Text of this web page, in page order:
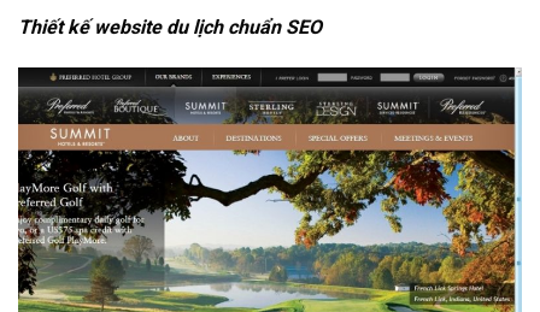
Thiết kế website du lịch chuẩn SEO